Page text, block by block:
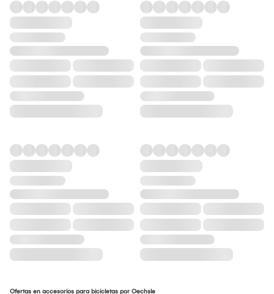
Ofertas en accesorios para bicicletas por Oechsle